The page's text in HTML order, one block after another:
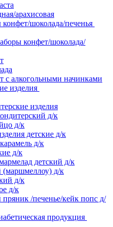
арахисовая
шоколада/печенья
конфет/шоколада/
с алкогольными начинками
изделия
изделия
д/к
д/к
детские д/к
д/к
д/к
детский д/к
(маршмеллоу) д/к
д/к
д/к
/печенье/кейк попс д/
продукция